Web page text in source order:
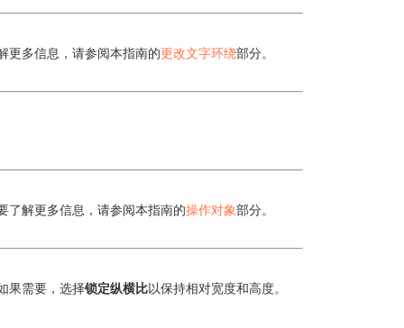
更多信息，请参阅本指南的更改文字环绕部分。
了解更多信息，请参阅本指南的操作对象部分。
果需要，选择锁定纵横比以保持相对宽度和高度。